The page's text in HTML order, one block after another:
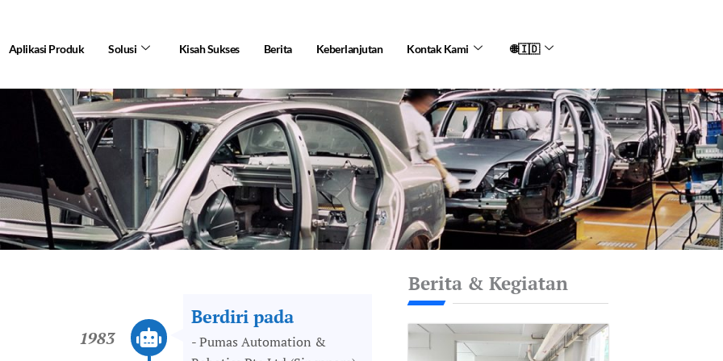
Aplikasi Produk Solusi Kisah Sukses Berita Keberlanjutan Kontak Kami 🌐🇮🇩
1983
Berdiri pada
- Pumas Automation &
Berita & Kegiatan